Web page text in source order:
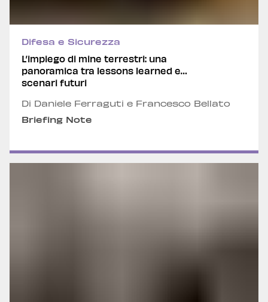
Difesa e Sicurezza
L’impiego di mine terrestri: una
panoramica tra lessons learned e
scenari futuri
Di Daniele Ferraguti e Francesco Bellato
Briefing Note